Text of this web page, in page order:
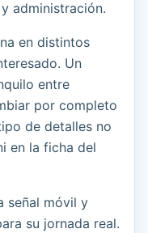
administración.
en distintos
Un
entre
por completo
de detalles no
en la ficha del
señal móvil y
su jornada real.